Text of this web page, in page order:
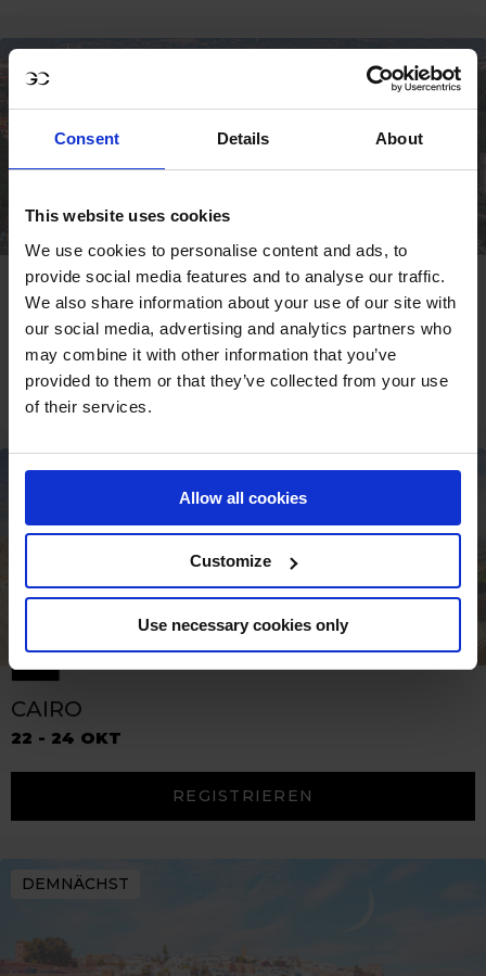
Consent Details About
This website uses cookies
We use cookies to personalise content and ads, to
provide social media features and to analyse our traffic.
We also share information about your use of our site with
our social media, advertising and analytics partners who
may combine it with other information that you’ve
provided to them or that they’ve collected from your use
of their services.
Allow all cookies
Customize
Use necessary cookies only
ROM
09 - 11 OKT
REGISTRIEREN
CAIRO
22 - 24 OKT
REGISTRIEREN
DEMNÄCHST